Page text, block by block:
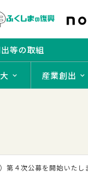
等の取組
産業創出
４次公募を開始いたし